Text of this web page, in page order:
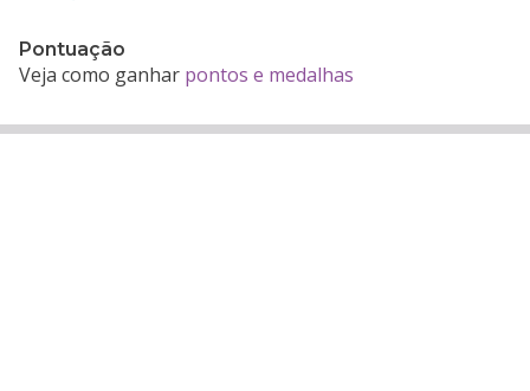
Pontuação
Veja como ganhar pontos e medalhas